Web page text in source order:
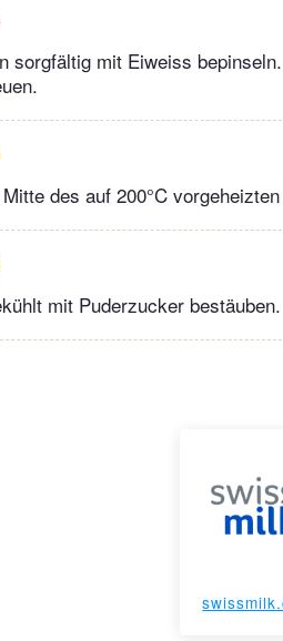
sorgfältig mit Eiweiss
des auf 200°C
mit Puderzucker bestäuben.